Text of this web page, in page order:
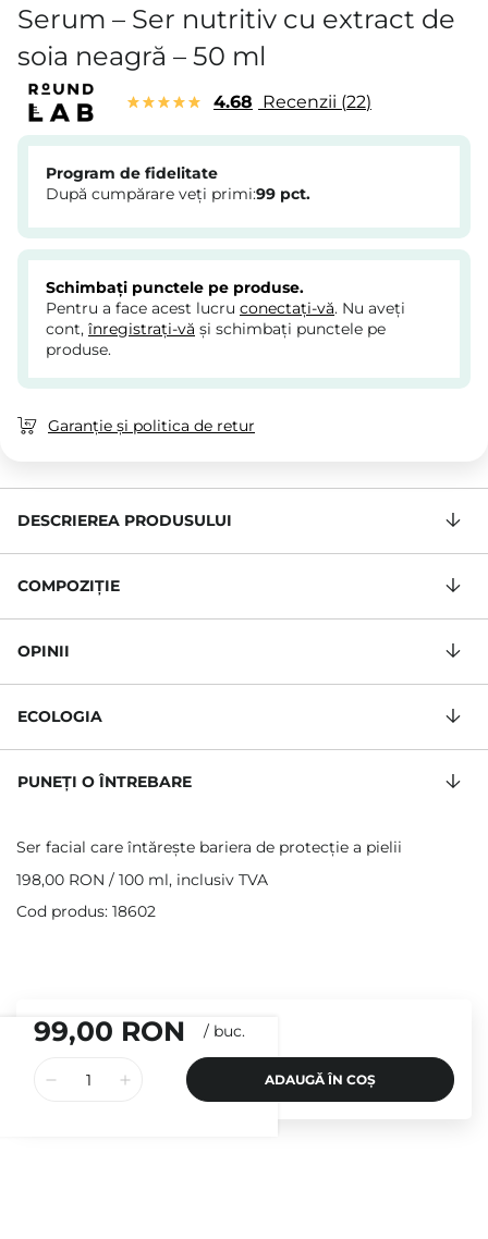
Serum – Ser nutritiv cu extract de
soia neagră – 50 ml
4.68 Recenzii 22
99,00 RON / buc.
ADAUGĂ ÎN COȘ
Program de fidelitate
După cumpărare veți primi:99 pct.
Schimbați punctele pe produse.
Pentru a face acest lucru conectați-vă. Nu aveți
cont, înregistrați-vă și schimbați punctele pe
produse.
Garanție și politica de retur
DESCRIEREA PRODUSULUI
COMPOZIŢIE
OPINII
ECOLOGIA
PUNEȚI O ÎNTREBARE
Ser facial care întărește bariera de protecție a pielii
198,00 RON / 100 ml, inclusiv TVA
Cod produs: 18602